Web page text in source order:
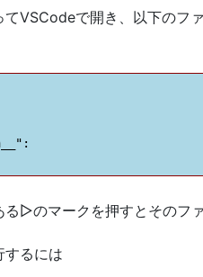
VSCodeで開き、以下のファ
▷のマークを押すとそのフ
するには